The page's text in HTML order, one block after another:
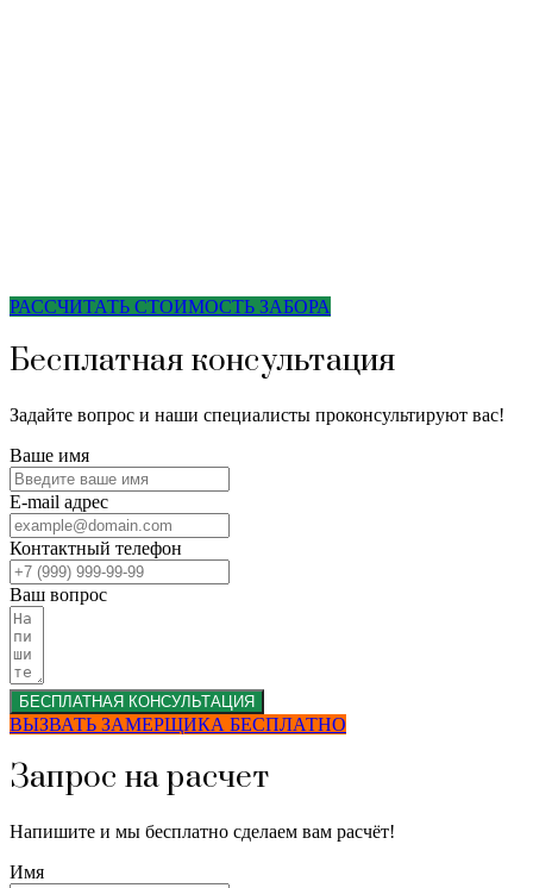
РАССЧИТАТЬ СТОИМОСТЬ ЗАБОРА
Бесплатная консультация
Задайте вопрос и наши специалисты проконсультируют вас!
Ваше имя
E-mail адрес
Контактный телефон
Ваш вопрос
БЕСПЛАТНАЯ КОНСУЛЬТАЦИЯ
ВЫЗВАТЬ ЗАМЕРЩИКА БЕСПЛАТНО
Запрос на расчет
Напишите и мы бесплатно сделаем вам расчёт!
Имя